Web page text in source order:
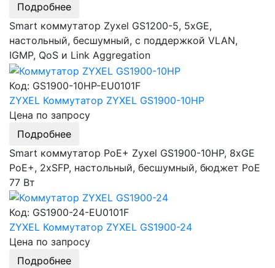
Подробнее
Smart коммутатор Zyxel GS1200-5, 5xGE,
настольный, бесшумный, с поддержкой VLAN,
IGMP, QoS и Link Aggregation
Код: GS1900-10HP-EU0101F
ZYXEL Коммутатор ZYXEL GS1900-10HP
Цена по запросу
Подробнее
Smart коммутатор PoE+ Zyxel GS1900-10HP, 8xGE
PoE+, 2xSFP, настольный, бесшумный, бюджет PoE
77 Вт
Код: GS1900-24-EU0101F
ZYXEL Коммутатор ZYXEL GS1900-24
Цена по запросу
Подробнее